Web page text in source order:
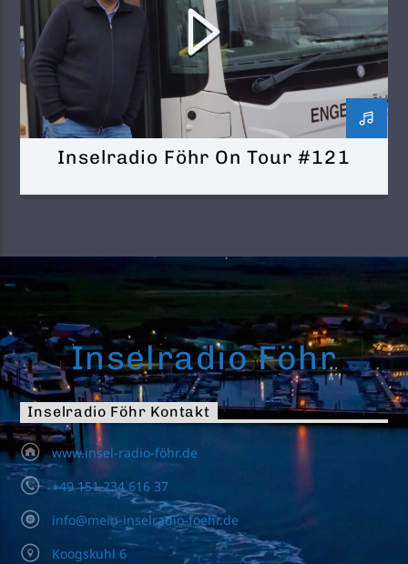
Inselradio Föhr On Tour #121
Inselradio Föhr
Inselradio Föhr Kontakt
www.insel-radio-föhr.de
+49 151 234 616 37
info@mein-inselradio-foehr.de
Koogskuhl 6